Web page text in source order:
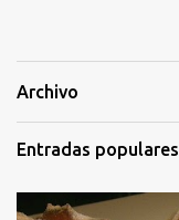
Archivo
Entradas populares